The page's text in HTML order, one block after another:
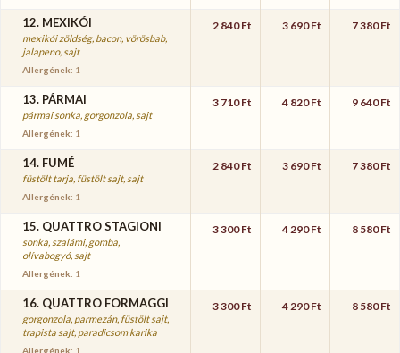
12. MEXIKÓI
mexikói zöldség, bacon, vörösbab,
jalapeno, sajt
Allergének: 1
2 840 Ft 3 690 Ft 7 380 Ft
13. PÁRMAI
pármai sonka, gorgonzola, sajt
Allergének: 1
3 710 Ft 4 820 Ft 9 640 Ft
14. FUMÉ
füstölt tarja, füstölt sajt, sajt
Allergének: 1
2 840 Ft 3 690 Ft 7 380 Ft
15. QUATTRO STAGIONI
sonka, szalámi, gomba,
olívabogyó, sajt
Allergének: 1
3 300 Ft 4 290 Ft 8 580 Ft
16. QUATTRO FORMAGGI
gorgonzola, parmezán, füstölt sajt,
trapista sajt, paradicsom karika
Allergének: 1
3 300 Ft 4 290 Ft 8 580 Ft